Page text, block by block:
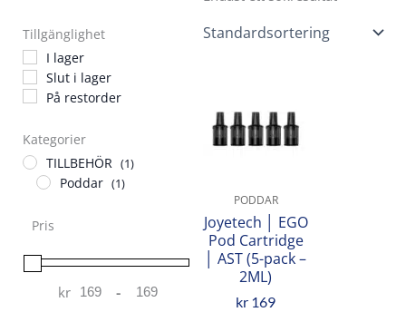
Tillgänglighet
I lager
Slut i lager
På restorder
Kategorier
TILLBEHÖR (1)
Poddar (1)
Pris
kr Minimum Price
-
Maximum Price
PODDAR
Joyetech │ EGO
Pod Cartridge
│ AST (5-pack –
2ML)
kr 169